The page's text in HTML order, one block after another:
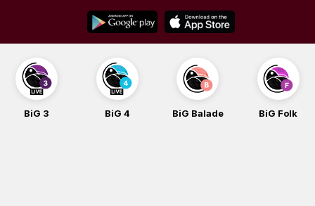
content
BiG 3 BiG 4 BiG Balade BiG Folk